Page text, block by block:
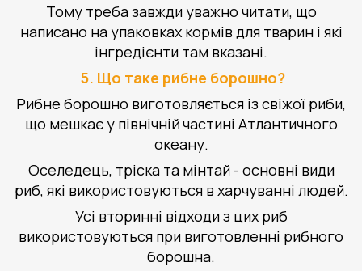
Тому треба завжди уважно читати, що
написано на упаковках кормів для тварин і які
інгредієнти там вказані.
5. Що таке рибне борошно?
Рибне борошно виготовляється із свіжої риби,
що мешкає у північній частині Атлантичного
океану.
Оселедець, тріска та мінтай - основні види
риб, які використовуються в харчуванні людей.
Усі вторинні відходи з цих риб
використовуються при виготовленні рибного
борошна.